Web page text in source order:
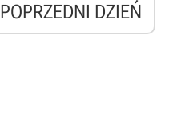
POPRZEDNI DZIEŃ